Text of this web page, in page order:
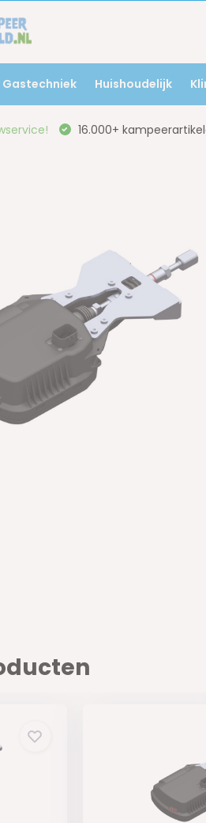
Gastechniek Huishoudelijk
16.000+